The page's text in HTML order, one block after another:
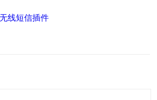
线短信插件